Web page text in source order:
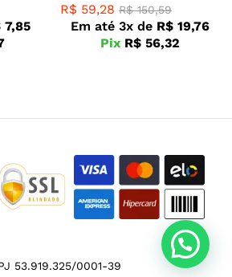
7,85
R$ 59,28 R$150,59
Em até 3x de R$ 19,76
Pix R$ 56,32
53.919.325/0001-39